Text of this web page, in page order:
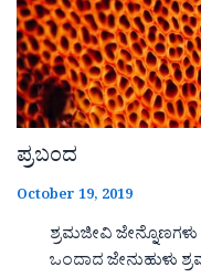
ಪ್ರಬಂದ
October 19, 2019
ಶ್ರಮಜೀವಿ
ಒಂದಾದ ಜೇನುಹುಳು